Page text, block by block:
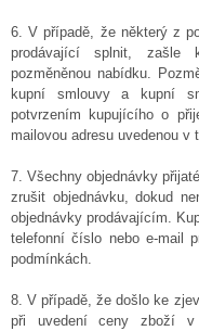
6. V případě, že některý z
prodávající splnit, zašle
pozměněnou nabídku.
kupní smlouvy a kupní
potvrzením kupujícího o
mailovou adresu uvedenou v
7. Všechny objednávky
zrušit objednávku, dokud
objednávky prodávajícím.
telefonní číslo nebo e-mail
podmínkách.
8. V případě, že došlo ke
při uvedení ceny zboží v